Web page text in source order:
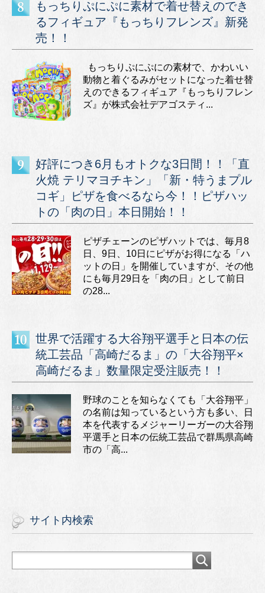
もっちりぷにぷに素材で着せ替えのでき
るフィギュア『もっちりフレンズ』新発
売！！
もっちりぷにぷにの素材で、かわいい
動物と着ぐるみがセットになった着せ替
えのできるフィギュア『もっちりフレン
ズ』が株式会社デアゴスティ...
好評につき6月もオトクな3日間！！「直
火焼 テリマヨチキン」「新・特うまプル
コギ」ピザを食べるなら今！！ピザハッ
トの「肉の日」本日開始！！
ピザチェーンのピザハットでは、毎月8
日、9日、10日にピザがお得になる「ハ
ットの日」を開催していますが、その他
にも毎月29日を「肉の日」として前日
の28...
世界で活躍する大谷翔平選手と日本の伝
統工芸品「高崎だるま」の「大谷翔平×
高崎だるま」数量限定受注販売！！
野球のことを知らなくても「大谷翔平」
の名前は知っているという方も多い、日
本を代表するメジャーリーガーの大谷翔
平選手と日本の伝統工芸品で群馬県高崎
市の「高...
サイト内検索